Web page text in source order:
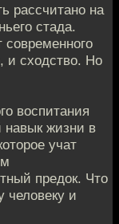
рассчитано на
стада.
современного
и сходство. Но
воспитания
навык жизни в
учат
предок. Что
человеку и